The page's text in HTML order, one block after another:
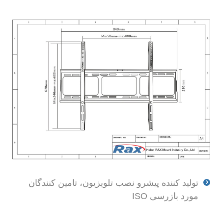
تولید کننده پیشرو نصب تلویزیون، تامین کنندگان
مورد بازرسی ISO